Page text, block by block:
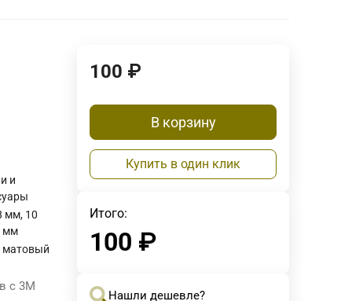
и
мм, 10
мм
матовый
с 3М
100 ₽
В корзину
Купить в один клик
Итого:
100 ₽
Нашли дешевле?